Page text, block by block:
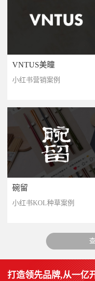
VNTUS美瞳
小红书营销案例
碗留
小红书KOL种草案例
打造领先品牌,从一亿